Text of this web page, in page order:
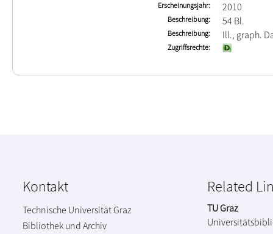
Erscheinungsjahr 2010
Beschreibung 54 Bl.
Beschreibung Ill., graph.
Zugriffsrechte
Kontakt
Technische Universität Graz
Bibliothek und Archiv
Related
TU Graz